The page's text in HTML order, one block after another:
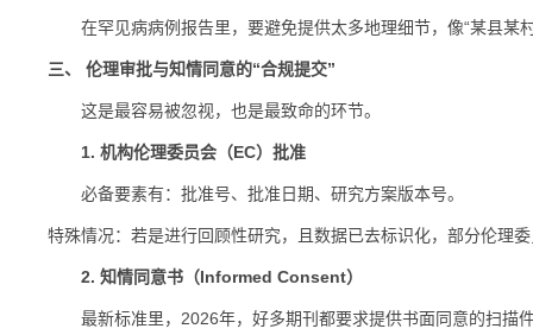
在罕见病病例报告里，要避免提供太多地理细节，像“某县某
三、 伦理审批与知情同意的“合规提交”
这是最容易被忽视，也是最致命的环节。
1. 机构伦理委员会（EC）批准
必备要素有：批准号、批准日期、研究方案版本号。
特殊情况：若是进行回顾性研究，且数据已去标识化，部分伦理
2. 知情同意书（Informed Consent）
最新标准里，2026年，好多期刊都要求提供书面同意的扫描